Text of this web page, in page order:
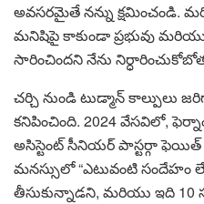
అవసరమైతే నన్ను క్షమించండి.
మనిషిపై కాకుండా ప్రభువు మరియు
సారించిందని నేను
చర్చి నుండి టుడ్మాన్ కాల్పులు
కనిపించింది. 2024 వేసవిలో,
అసిస్టెంట్ సీనియర్ పాస్టర్గా
మనస్సులో “ఎటువంటి సందేహం
తీసుకున్నాడని, మరియు ఇది 10